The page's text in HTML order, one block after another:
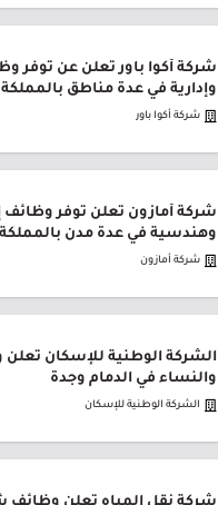
شركة أكوا باور تعلن عن توفر
وإدارية في عدة مناطق بالمملكة
شركة أكوا باور
شركة أمازون تعلن توفر وظائف
وهندسية في عدة مدن بالمملكة
شركة أمازون
الشركة الوطنية للإسكان تعلن
والنساء في الدمام وجدة
الشركة الوطنية للإسكان